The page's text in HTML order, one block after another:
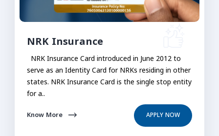
NRK Insurance
NRK Insurance Card introduced in June 2012 to
serve as an Identity Card for NRKs residing in other
states. NRK Insurance Card is the single stop entity
for a..
Know More APPLY NOW